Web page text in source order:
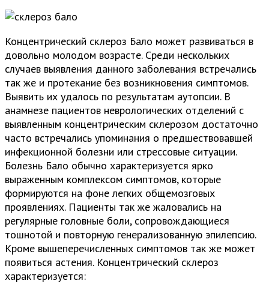
Концентрический склероз Бало может развиваться в
довольно молодом возрасте. Среди нескольких
случаев выявления данного заболевания встречались
так же и протекание без возникновения симптомов.
Выявить их удалось по результатам аутопсии. В
анамнезе пациентов неврологических отделений с
выявленным концентрическим склерозом достаточно
часто встречались упоминания о предшествовавшей
инфекционной болезни или стрессовые ситуации.
Болезнь Бало обычно характеризуется ярко
выраженным комплексом симптомов, которые
формируются на фоне легких общемозговых
проявлениях. Пациенты так же жаловались на
регулярные головные боли, сопровождающиеся
тошнотой и повторную генерализованную эпилепсию.
Кроме вышеперечисленных симптомов так же может
появиться астения. Концентрический склероз
характеризуется: